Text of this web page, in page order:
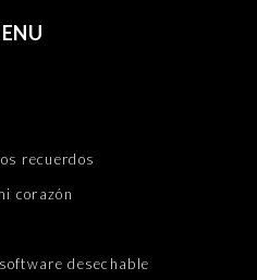
recuerdos
corazón
desechable